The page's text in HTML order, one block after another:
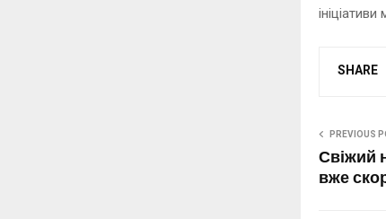
SHARE
PREVIOUS
Свіжий
вже